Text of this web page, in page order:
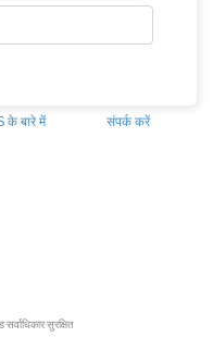
के बारे में संपर्क करें
सुरक्षित